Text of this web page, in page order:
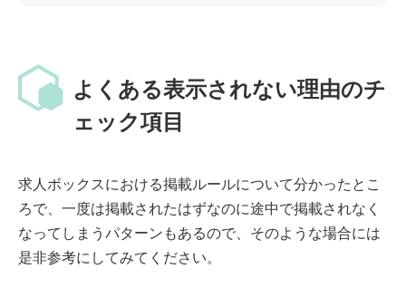
よくある表示されない理由のチ
ェック項目
求人ボックスにおける掲載ルールについて分かったとこ
ろで、一度は掲載されたはずなのに途中で掲載されなく
なってしまうパターンもあるので、そのような場合には
是非参考にしてみてください。